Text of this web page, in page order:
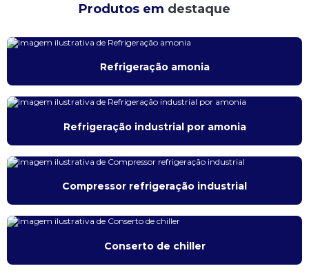
Produtos em destaque
Refrigeração amonia
Refrigeração industrial por amonia
Compressor refrigeração industrial
Conserto de chiller